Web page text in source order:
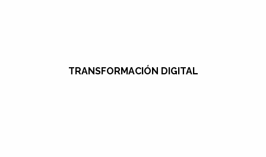
TRANSFORMACIÓN DIGITAL